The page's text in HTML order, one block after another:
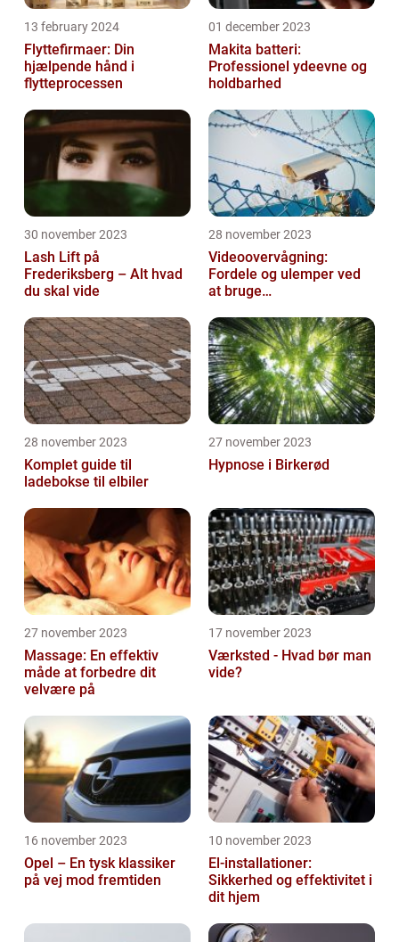
13 february 2024
Flyttefirmaer: Din
hjælpende hånd i
flytteprocessen
01 december 2023
Makita batteri:
Professionel ydeevne og
holdbarhed
30 november 2023
Lash Lift på
Frederiksberg – Alt hvad
du skal vide
28 november 2023
Videoovervågning:
Fordele og ulemper ved
at bruge
28 november 2023
Komplet guide til
ladebokse til elbiler
27 november 2023
Hypnose i Birkerød
27 november 2023
Massage: En effektiv
måde at forbedre dit
velvære på
17 november 2023
Værksted - Hvad bør man
vide?
16 november 2023
Opel – En tysk klassiker
på vej mod fremtiden
10 november 2023
El-installationer:
Sikkerhed og effektivitet i
dit hjem